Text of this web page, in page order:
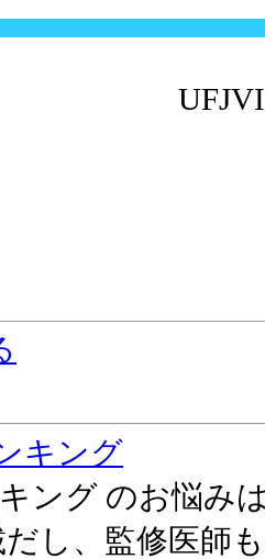
キング
ング のお悩み
し、監修医師